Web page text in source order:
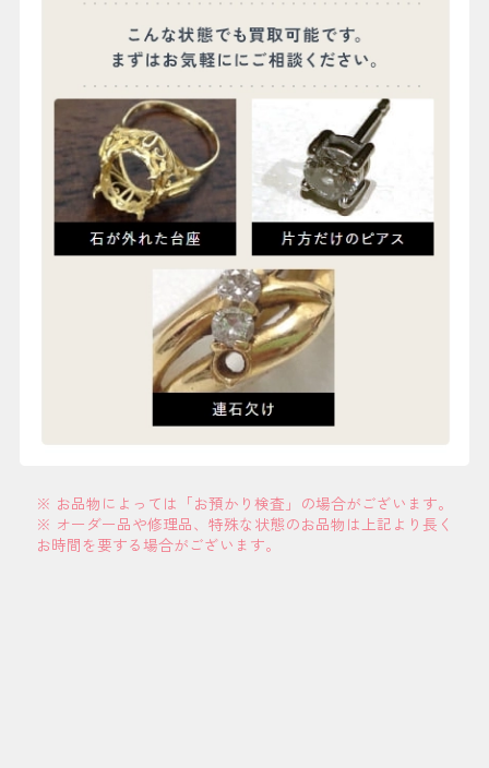
※ お品物によっては「お預かり検査」の場合がございます。
※ オーダー品や修理品、特殊な状態のお品物は上記より長く
お時間を要する場合がございます。